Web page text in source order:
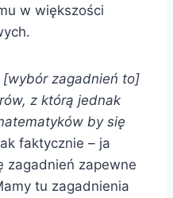
w większości
[wybór zagadnień to]
z którą jednak
by się
faktycznie – ja
zagadnień zapewne
tu zagadnienia